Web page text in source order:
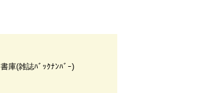
書庫(雑誌ﾊﾞｯｸﾅﾝﾊﾞｰ)